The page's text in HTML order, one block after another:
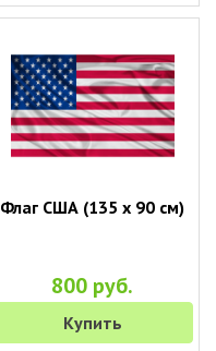
Флаг США (135 х 90 см)
800 руб.
Купить